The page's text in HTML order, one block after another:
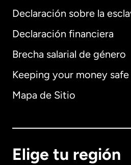
Declaración sobre la
Declaración financiera
Brecha salarial de género
Keeping your money safe
Mapa de Sitio
Elige tu región
Internacional
Alemania